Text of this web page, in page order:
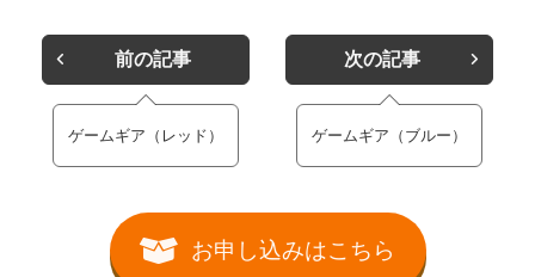
前の記事
ゲームギア（レッド）
次の記事
ゲームギア（ブルー）
お申し込みはこちら